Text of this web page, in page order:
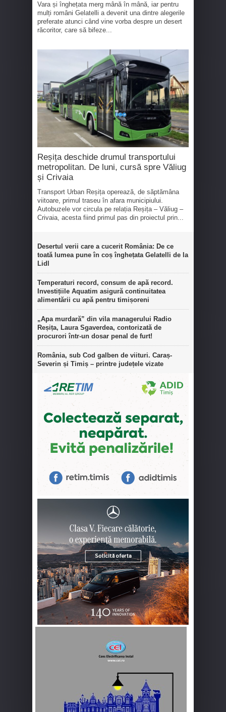
Vara și înghețata merg mână în mână, iar pentru
mulți români Gelatelli a devenit una dintre alegerile
preferate atunci când vine vorba despre un desert
răcoritor, care să bifeze...
Reșița deschide drumul transportului
metropolitan. De luni, cursă spre Văliug
și Crivaia
Transport Urban Reșița operează, de săptămâna
viitoare, primul traseu în afara municipiului.
Autobuzele vor circula pe relația Reșița – Văliug –
Crivaia, acesta fiind primul pas din proiectul prin...
Desertul verii care a cucerit România: De ce
toată lumea pune în coș înghețata Gelatelli de la
Lidl
Temperaturi record, consum de apă record.
Investițiile Aquatim asigură continuitatea
alimentării cu apă pentru timișoreni
„Apa murdară” din vila managerului Radio
Reșița, Laura Sgaverdea, contorizată de
procurori într-un dosar penal de furt!
România, sub Cod galben de viituri. Caraș-
Severin și Timiș – printre județele vizate